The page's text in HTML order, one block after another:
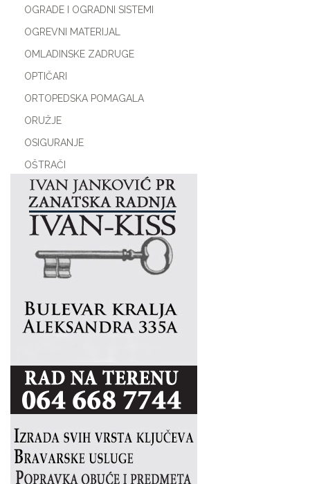
OGRADE I OGRADNI SISTEMI
OGREVNI MATERIJAL
OMLADINSKE ZADRUGE
OPTIČARI
ORTOPEDSKA POMAGALA
ORUŽJE
OSIGURANJE
OŠTRAČI